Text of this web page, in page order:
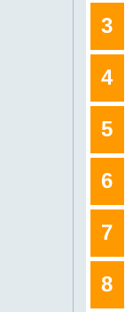
3
4
5
6
7
8